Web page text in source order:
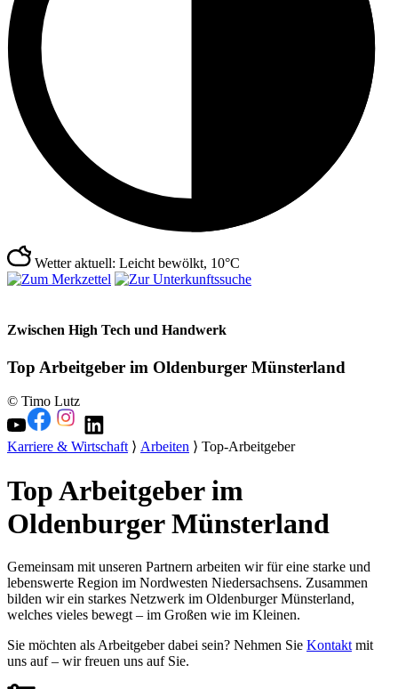
Wetter aktuell: Leicht bewölkt, 10°C
Zwischen High Tech und Handwerk
Top Arbeitgeber im Oldenburger Münsterland
© Timo Lutz
Karriere & Wirtschaft⟩ Arbeiten ⟩ Top-Arbeitgeber
Top Arbeitgeber im
Oldenburger Münsterland
Gemeinsam mit unseren Partnern arbeiten wir für eine starke und
lebenswerte Region im Nordwesten Niedersachsens. Zusammen
bilden wir ein starkes Netzwerk im Oldenburger Münsterland,
welches vieles bewegt – im Großen wie im Kleinen.
Sie möchten als Arbeitgeber dabei sein? Nehmen Sie Kontakt mit
uns auf – wir freuen uns auf Sie.